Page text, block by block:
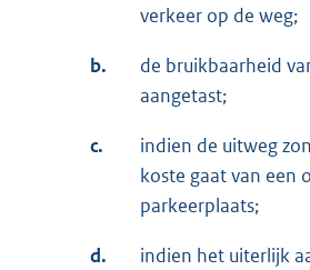
verkeer op de weg;
b.
de bruikbaarheid
aangetast;
c.
indien de uitweg
koste gaat van een
parkeerplaats;
d. indien het uiterlijk